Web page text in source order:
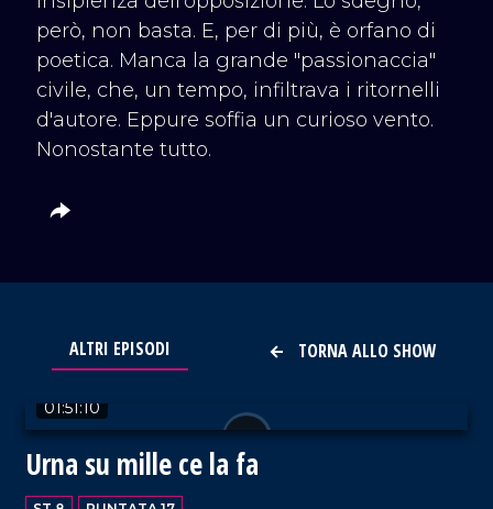
però, non basta. E, per di più, è orfano di
poetica. Manca la grande "passionaccia"
civile, che, un tempo, infiltrava i ritornelli
d'autore. Eppure soffia un curioso vento.
Nonostante tutto.
TORNA ALLO SHOW
ALTRI EPISODI
01:51:10
Urna su mille ce la fa